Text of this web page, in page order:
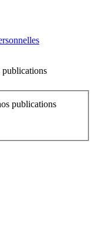
publications
publications